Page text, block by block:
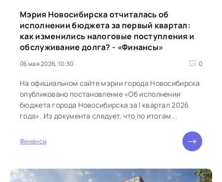
Мэрия Новосибирска отчиталась об
исполнении бюджета за первый квартал:
как изменились налоговые поступления и
обслуживание долга? - «Финансы»
06 мая 2026, 10:30 0
На официальном сайте мэрии города Новосибирска
опубликовано постановление «Об исполнении
бюджета города Новосибирска за I квартал 2026
года». Из документа следует, что по итогам...
Финансы